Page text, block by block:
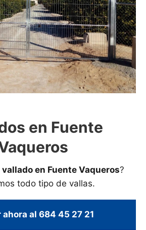
en Fuente
vallado en Fuente Vaqueros?
todo tipo de vallas.
ahora al 684 45 27 21